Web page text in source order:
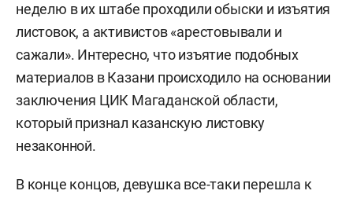
неделю в их штабе проходили обыски и изъятия
листовок, а активистов «арестовывали и
сажали». Интересно, что изъятие подобных
материалов в Казани происходило на основании
заключения ЦИК Магаданской области,
который признал казанскую листовку
незаконной.
В конце концов, девушка все-таки перешла к